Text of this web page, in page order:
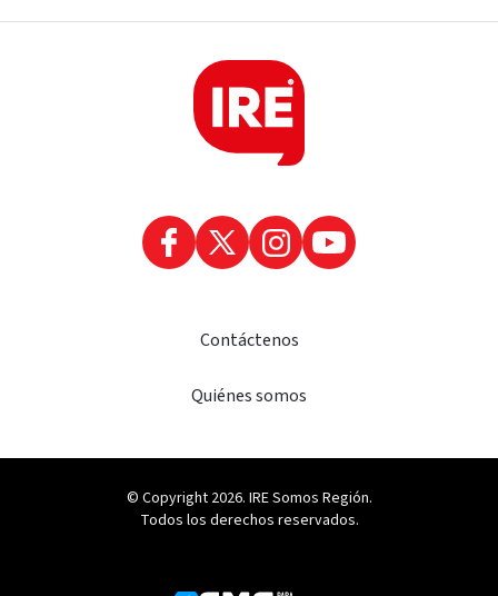
Contáctenos
Quiénes somos
© Copyright 2026. IRE Somos Región.
Todos los derechos reservados.